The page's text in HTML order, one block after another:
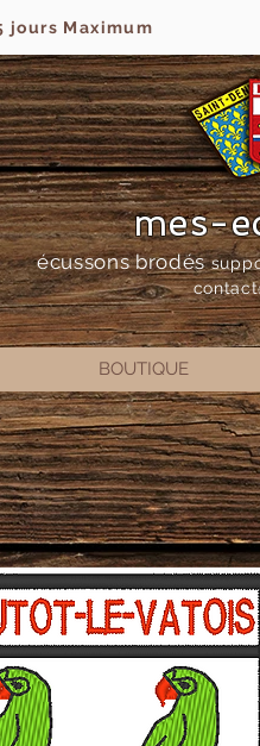
jours Maximum
mes-
écussons brodés
BOUTIQUE